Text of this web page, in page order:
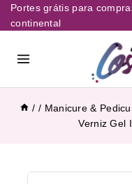
Portes grátis para
continental
/ / Manicure &
Verniz Gel